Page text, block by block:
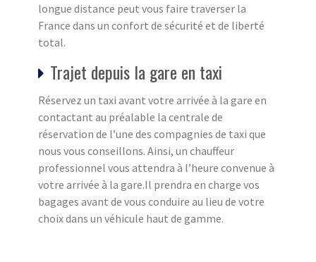
longue distance peut vous faire traverser la
France dans un confort de sécurité et de liberté
total.
Trajet depuis la gare en taxi
Réservez un taxi avant votre arrivée à la gare en
contactant au préalable la centrale de
réservation de l’une des compagnies de taxi que
nous vous conseillons. Ainsi, un chauffeur
professionnel vous attendra à l’heure convenue à
votre arrivée à la gare.Il prendra en charge vos
bagages avant de vous conduire au lieu de votre
choix dans un véhicule haut de gamme.